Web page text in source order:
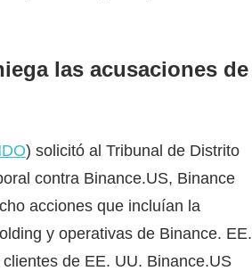
las acusaciones de
) solicitó al Tribunal de Distrito
contra Binance.US, Binance
acciones que incluían la
y operativas de Binance. EE.
de EE. UU. Binance.US